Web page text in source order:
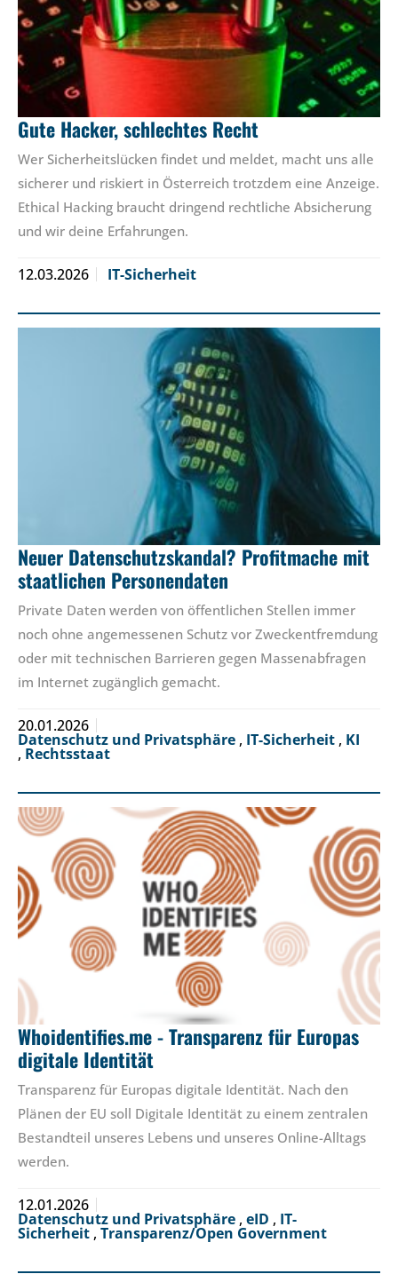
Gute Hacker, schlechtes Recht
Wer Sicherheitslücken findet und meldet, macht uns alle
sicherer und riskiert in Österreich trotzdem eine Anzeige.
Ethical Hacking braucht dringend rechtliche Absicherung
und wir deine Erfahrungen.
12.03.2026 IT-Sicherheit
Neuer Datenschutzskandal? Profitmache mit
staatlichen Personendaten
Private Daten werden von öffentlichen Stellen immer
noch ohne angemessenen Schutz vor Zweckentfremdung
oder mit technischen Barrieren gegen Massenabfragen
im Internet zugänglich gemacht.
20.01.2026
Datenschutz und Privatsphäre , IT-Sicherheit , KI
, Rechtsstaat
Whoidentifies.me - Transparenz für Europas
digitale Identität
Transparenz für Europas digitale Identität. Nach den
Plänen der EU soll Digitale Identität zu einem zentralen
Bestandteil unseres Lebens und unseres Online-Alltags
werden.
12.01.2026
Datenschutz und Privatsphäre , eID , IT-
Sicherheit , Transparenz/Open Government